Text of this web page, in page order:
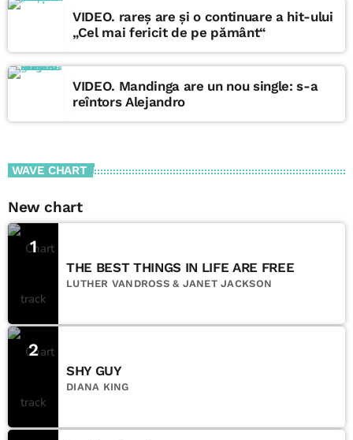
VIDEO. rareș are și o continuare a hit-ului
„Cel mai fericit de pe pământ“
VIDEO. Mandinga are un nou single: s-a
reîntors Alejandro
WAVE CHART
New chart
1
THE BEST THINGS IN LIFE ARE FREE
LUTHER VANDROSS & JANET JACKSON
2
SHY GUY
DIANA KING